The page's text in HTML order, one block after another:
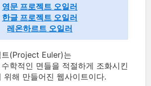
영문 프로젝트 오일러
한글 프로젝트 오일러
레온하르트 오일러
트(Project Euler)는
학적인 면들을 적절하게 조화시킨
위해 만들어진 웹사이트이다.